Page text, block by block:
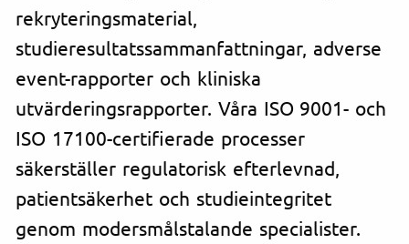
rekryteringsmaterial,
studieresultatssammanfattningar, adverse
event-rapporter och kliniska
utvärderingsrapporter. Våra ISO 9001- och
ISO 17100-certifierade processer
säkerställer regulatorisk efterlevnad,
patientsäkerhet och studieintegritet
genom modersmålstalande specialister.